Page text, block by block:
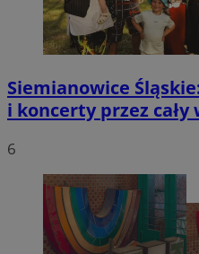
Siemianowice
i koncerty przez cały
6